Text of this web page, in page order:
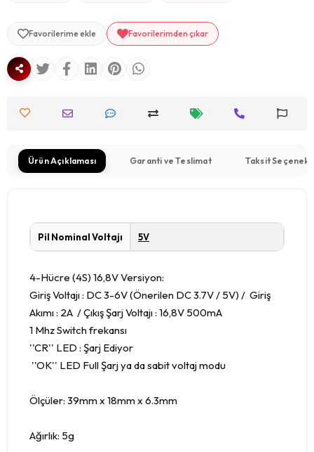
Favorilerime ekle Favorilerimden çıkar
Ürün Açıklaması Garanti ve Teslimat Taksit
Pil Nominal Voltajı 5V
4-Hücre (4S) 16,8V Versiyon:
Giriş Voltajı : DC 3-6V (Önerilen DC 3.7V / 5V) / Giriş
Akımı : 2A / Çıkış Şarj Voltajı : 16,8V 500mA
1 Mhz Switch frekansı
''CR'' LED : Şarj Ediyor
''OK'' LED Full Şarj ya da sabit voltaj modu
Ölçüler: 39mm x 18mm x 6.3mm
Ağırlık: 5g